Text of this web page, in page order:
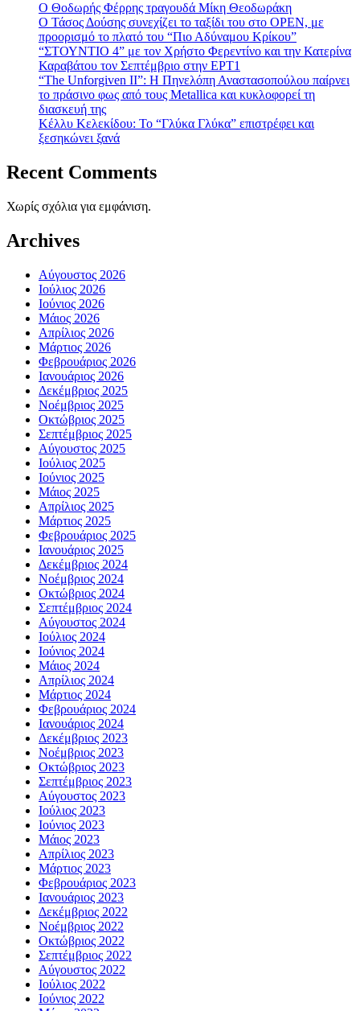
Ο Θοδωρής Φέρρης τραγουδά Μίκη Θεοδωράκη
Ο Τάσος Δούσης συνεχίζει το ταξίδι του στο OPEN, με
προορισμό το πλατό του “Πιο Αδύναμου Κρίκου”
“ΣΤΟΥΝΤΙΟ 4” με τον Χρήστο Φερεντίνο και την Κατερίνα
Καραβάτου τον Σεπτέμβριο στην ΕΡΤ1
“The Unforgiven II”: Η Πηνελόπη Αναστασοπούλου παίρνει
το πράσινο φως από τους Metallica και κυκλοφορεί τη
διασκευή της
Κέλλυ Κελεκίδου: Το “Γλύκα Γλύκα” επιστρέφει και
ξεσηκώνει ξανά
Recent Comments
Χωρίς σχόλια για εμφάνιση.
Archives
Αύγουστος 2026
Ιούλιος 2026
Ιούνιος 2026
Μάιος 2026
Απρίλιος 2026
Μάρτιος 2026
Φεβρουάριος 2026
Ιανουάριος 2026
Δεκέμβριος 2025
Νοέμβριος 2025
Οκτώβριος 2025
Σεπτέμβριος 2025
Αύγουστος 2025
Ιούλιος 2025
Ιούνιος 2025
Μάιος 2025
Απρίλιος 2025
Μάρτιος 2025
Φεβρουάριος 2025
Ιανουάριος 2025
Δεκέμβριος 2024
Νοέμβριος 2024
Οκτώβριος 2024
Σεπτέμβριος 2024
Αύγουστος 2024
Ιούλιος 2024
Ιούνιος 2024
Μάιος 2024
Απρίλιος 2024
Μάρτιος 2024
Φεβρουάριος 2024
Ιανουάριος 2024
Δεκέμβριος 2023
Νοέμβριος 2023
Οκτώβριος 2023
Σεπτέμβριος 2023
Αύγουστος 2023
Ιούλιος 2023
Ιούνιος 2023
Μάιος 2023
Απρίλιος 2023
Μάρτιος 2023
Φεβρουάριος 2023
Ιανουάριος 2023
Δεκέμβριος 2022
Νοέμβριος 2022
Οκτώβριος 2022
Σεπτέμβριος 2022
Αύγουστος 2022
Ιούλιος 2022
Ιούνιος 2022